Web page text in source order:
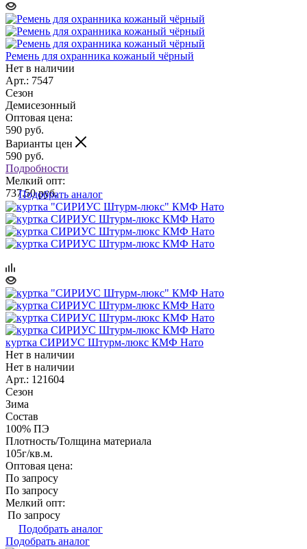
Ремень для охранника кожаный чёрный
Нет в наличии
Арт.: 7547
Сезон
Демисезонный
Оптовая цена:
590 руб.
Варианты цен
590 руб.
Подробности
Мелкий опт:
737.50 руб.
Подобрать аналог
куртка СИРИУС Штурм-люкс КМФ Нато
Нет в наличии
Нет в наличии
Арт.: 121604
Сезон
Зима
Состав
100% ПЭ
Плотность/Толщина материала
105г/кв.м.
Оптовая цена:
По запросу
По запросу
Мелкий опт:
По запросу
Подобрать аналог
Подобрать аналог